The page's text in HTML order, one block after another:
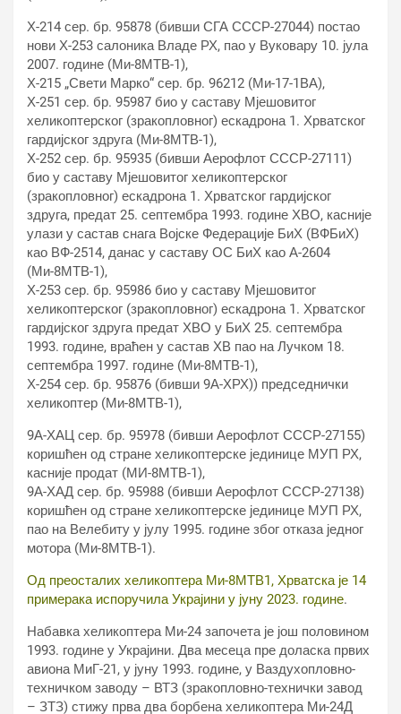
Х-214 сер. бр. 95878 (бивши СГА СССР-27044) постао
нови Х-253 салоника Владе РХ, пао у Вуковару 10. јула
2007. године (Ми-8МТВ-1),
Х-215 „Свети Марко“ сер. бр. 96212 (Ми-17-1ВА),
Х-251 сер. бр. 95987 био у саставу Мјешовитог
хеликоптерског (зракопловног) ескадрона 1. Хрватског
гардијског здруга (Ми-8МТВ-1),
Х-252 сер. бр. 95935 (бивши Аерофлот СССР-27111)
био у саставу Мјешовитог хеликоптерског
(зракопловног) ескадрона 1. Хрватског гардијског
здруга, предат 25. септембра 1993. године ХВО, касније
улази у састав снага Војске Федерације БиХ (ВФБиХ)
као ВФ-2514, данас у саставу ОС БиХ као А-2604
(Ми-8МТВ-1),
Х-253 сер. бр. 95986 био у саставу Мјешовитог
хеликоптерског (зракопловног) ескадрона 1. Хрватског
гардијског здруга предат ХВО у БиХ 25. септембра
1993. године, враћен у састав ХВ пао на Лучком 18.
септембра 1997. године (Ми-8МТВ-1),
Х-254 сер. бр. 95876 (бивши 9А-ХРХ)) председнички
хеликоптер (Ми-8МТВ-1),
9А-ХАЦ сер. бр. 95978 (бивши Аерофлот СССР-27155)
коришћен од стране хеликоптерске јединице МУП РХ,
касније продат (МИ-8МТВ-1),
9А-ХАД сер. бр. 95988 (бивши Аерофлот СССР-27138)
коришћен од стране хеликоптерске јединице МУП РХ,
пао на Велебиту у јулу 1995. године због отказа једног
мотора (Ми-8МТВ-1).
Од преосталих хеликоптера Ми-8МТВ1, Хрватска је 14
примерака испоручила Украјини у јуну 2023. године.
Набавка хеликоптера Ми-24 започета је још половином
1993. године у Украјини. Два месеца пре доласка првих
авиона МиГ-21, у јуну 1993. године, у Ваздухопловно-
техничком заводу – ВТЗ (зракопловно-технички завод
– ЗТЗ) стижу прва два борбена хеликоптера Ми-24Д